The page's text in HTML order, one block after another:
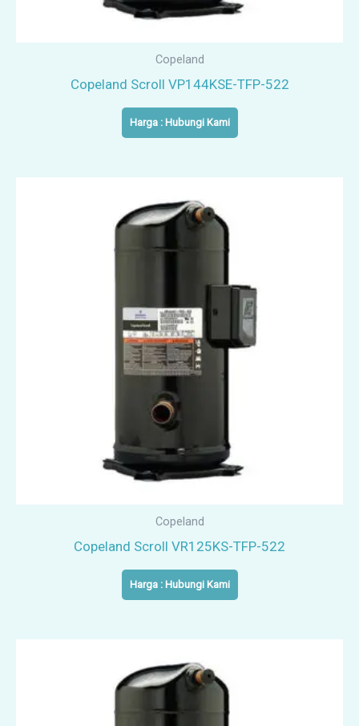
Copeland
Copeland Scroll VP144KSE-TFP-522
Harga : Hubungi Kami
Copeland
Copeland Scroll VR125KS-TFP-522
Harga : Hubungi Kami